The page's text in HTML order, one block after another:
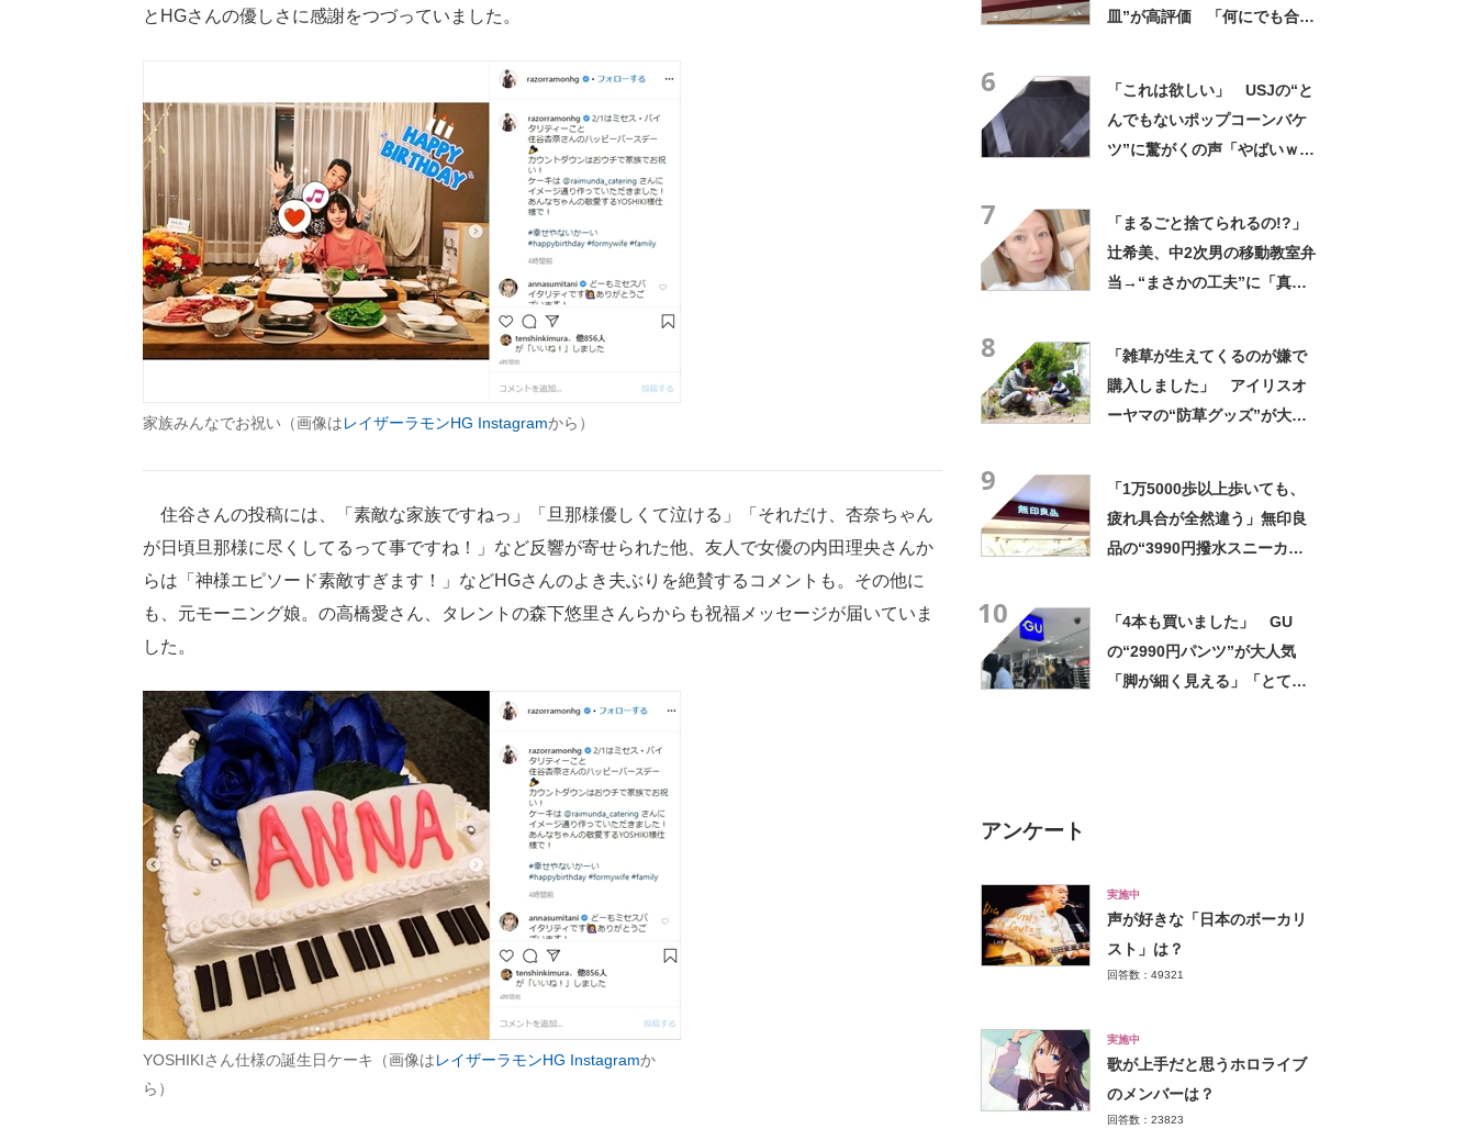
とHGさんの優しさに感謝をつづっていました。
家族みんなでお祝い（画像はレイザーラモンHG Instagramから）
住谷さんの投稿には、「素敵な家族ですねっ」「旦那様優しくて泣ける」「それだけ、杏奈ちゃん
が日頃旦那様に尽くしてるって事ですね！」など反響が寄せられた他、友人で女優の内田理央さんか
らは「神様エピソード素敵すぎます！」などHGさんのよき夫ぶりを絶賛するコメントも。その他に
も、元モーニング娘。の高橋愛さん、タレントの森下悠里さんらからも祝福メッセージが届いていま
した。
YOSHIKIさん仕様の誕生日ケーキ（画像はレイザーラモンHG Instagramか
ら）
皿”が高評価 「何にでも合
6
「これは欲しい」 USJの“と
んでもないポップコーンバケ
ツ”に驚がくの声「やばいｗ
7
「まるごと捨てられるの!?」
辻希美、中2次男の移動教室弁
当→“まさかの工夫”に「真似
8
「雑草が生えてくるのが嫌で
購入しました」 アイリスオ
ーヤマの“防草グッズ”が大人
9
「1万5000歩以上歩いても、
疲れ具合が全然違う」無印良
品の“3990円撥水スニーカ
10
「4本も買いました」 GU
の“2990円パンツ”が大人気
「脚が細く見える」「とても
アンケート
実施中
声が好きな「日本のボーカリ
スト」は？
回答数：49321
実施中
歌が上手だと思うホロライブ
のメンバーは？
回答数：23823